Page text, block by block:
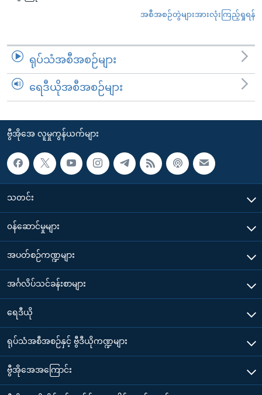
အစီအစဉ်တွဲများအားလုံးကြည့်ရှုရန်
ရုပ်သံအစီအစဉ်များ
ရေဒီယိုအစီအစဉ်များ
ဗွီအိုအေ လူမှုကွန်ယက်များ
သတင်း
၀န်ဆောင်မှုများ
အပတ်စဉ်ကဏ္ဍများ
အင်္ဂလိပ်သင်ခန်းစာများ
ရေဒီယို
ရုပ်သံအစီအစဉ်နှင့် ဗွီဒီယိုကဏ္ဍများ
ဗွီအိုအေအကြောင်း